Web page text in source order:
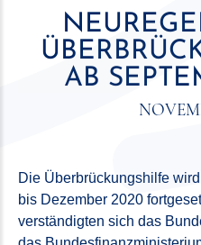
AB
Die Überbrückungshilfe
bis Dezember 2020
verständigten sich das